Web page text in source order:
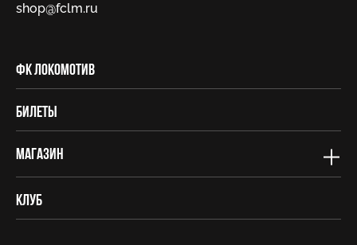
shop@fсlm.ru
ФК Локомотив
Билеты
Магазин
Клуб